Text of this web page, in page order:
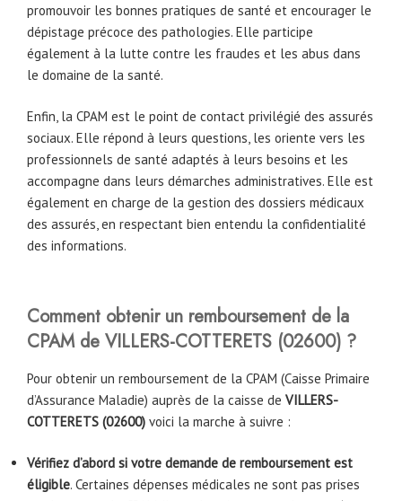
promouvoir les bonnes pratiques de santé et encourager le
dépistage précoce des pathologies. Elle participe
également à la lutte contre les fraudes et les abus dans
le domaine de la santé.
Enfin, la CPAM est le point de contact privilégié des assurés
sociaux. Elle répond à leurs questions, les oriente vers les
professionnels de santé adaptés à leurs besoins et les
accompagne dans leurs démarches administratives. Elle est
également en charge de la gestion des dossiers médicaux
des assurés, en respectant bien entendu la confidentialité
des informations.
Comment obtenir un remboursement de la
CPAM de VILLERS-COTTERETS (02600) ?
Pour obtenir un remboursement de la CPAM (Caisse Primaire
d’Assurance Maladie) auprès de la caisse de VILLERS-
COTTERETS (02600) voici la marche à suivre :
Vérifiez d’abord si votre demande de remboursement est
éligible. Certaines dépenses médicales ne sont pas prises